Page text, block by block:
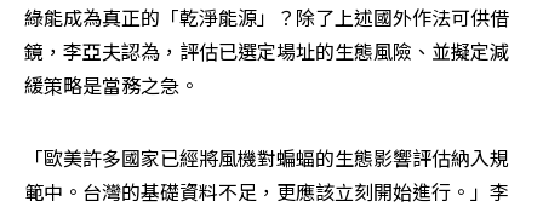
綠能成為真正的「乾淨能源」？除了上述國外作法可供借
鏡，李亞夫認為，評估已選定場址的生態風險、並擬定減
緩策略是當務之急。
「歐美許多國家已經將風機對蝙蝠的生態影響評估納入規
範中。台灣的基礎資料不足，更應該立刻開始進行。」李